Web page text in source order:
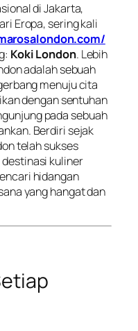
di Jakarta,
Eropa, sering kali
Koki London. Lebih
adalah sebuah
menuju cita
dengan sentuhan
pada sebuah
Berdiri sejak
telah sukses
kuliner
hidangan
yang hangat dan